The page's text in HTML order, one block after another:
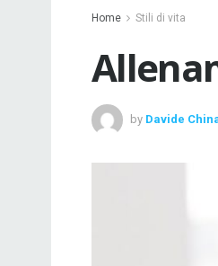
Home Stili di vita
by Davide